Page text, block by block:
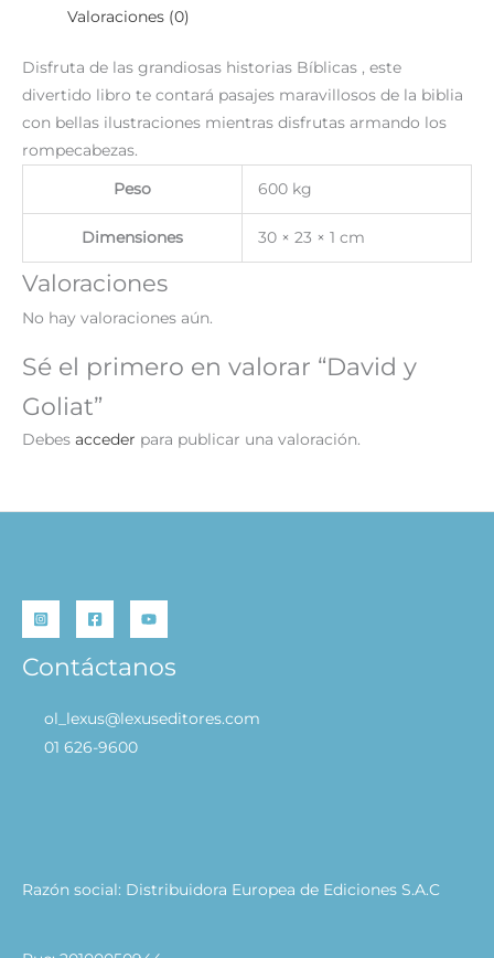
Valoraciones (0)
Disfruta de las grandiosas historias Bíblicas , este
divertido libro te contará pasajes maravillosos de la biblia
con bellas ilustraciones mientras disfrutas armando los
rompecabezas.
Peso 600 kg
Dimensiones 30 × 23 × 1 cm
Valoraciones
No hay valoraciones aún.
Sé el primero en valorar “David y
Goliat”
Debes acceder para publicar una valoración.
Contáctanos
ol_lexus@lexuseditores.com
01 626-9600
Razón social: Distribuidora Europea de Ediciones S.A.C